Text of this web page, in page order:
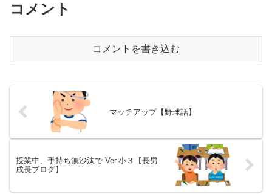
コメント
コメントを書き込む
マッチアップ【野球話】
授業中、手持ち無沙汰で Ver.小３【長男
成長ブログ】